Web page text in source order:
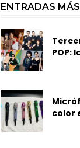
ENTRADAS
POP:
color